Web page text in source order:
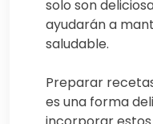
solo son
ayudarán a
saludable.
Preparar
es una forma